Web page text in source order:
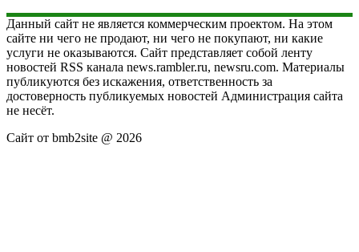
Данный сайт не является коммерческим проектом. На этом
сайте ни чего не продают, ни чего не покупают, ни какие
услуги не оказываются. Сайт представляет собой ленту
новостей RSS канала news.rambler.ru, newsru.com. Материалы
публикуются без искажения, ответственность за
достоверность публикуемых новостей Администрация сайта
не несёт.
Сайт от bmb2site @ 2026